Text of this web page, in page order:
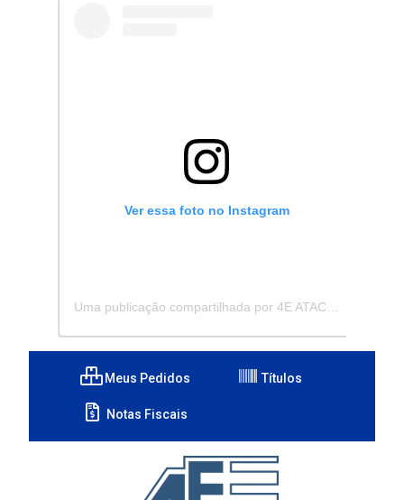
Ver essa foto no Instagram
Meus Pedidos Títulos
Notas Fiscais